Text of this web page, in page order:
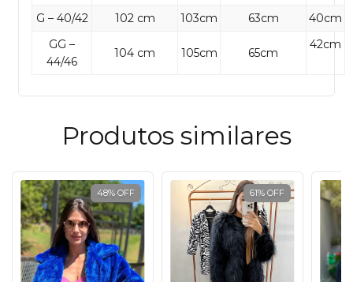
G – 40/42
102 cm 103cm 63cm
40cm
GG –
44/46
104 cm 105cm 65cm
42cm
Produtos similares
48%OFF 61%OFF